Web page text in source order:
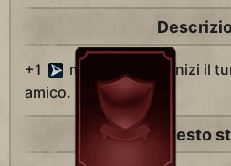
+1
movimento se inizi il
amico.
Contesto